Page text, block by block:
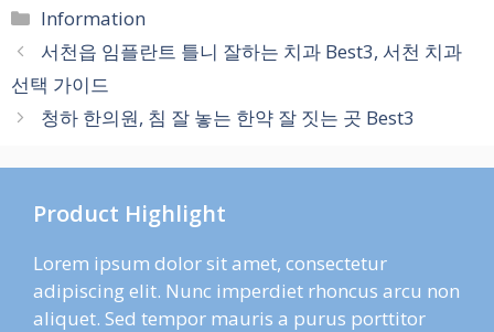
카
테
고
리
Information
서천읍 임플란트 틀니 잘하는 치과 Best3, 서천 치과
선택 가이드
청하 한의원, 침 잘 놓는 한약 잘 짓는 곳 Best3
Product Highlight
Lorem ipsum dolor sit amet, consectetur
adipiscing elit. Nunc imperdiet rhoncus arcu non
aliquet. Sed tempor mauris a purus porttitor